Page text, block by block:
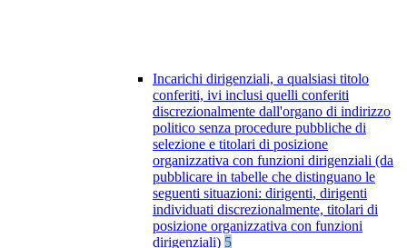
Incarichi dirigenziali, a qualsiasi titolo
conferiti, ivi inclusi quelli conferiti
discrezionalmente dall'organo di indirizzo
politico senza procedure pubbliche di
selezione e titolari di posizione
organizzativa con funzioni dirigenziali (da
pubblicare in tabelle che distinguano le
seguenti situazioni: dirigenti, dirigenti
individuati discrezionalmente, titolari di
posizione organizzativa con funzioni
dirigenziali) 5